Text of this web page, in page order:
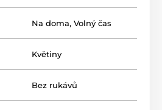
Na doma, Volný čas
Květiny
Bez rukávů